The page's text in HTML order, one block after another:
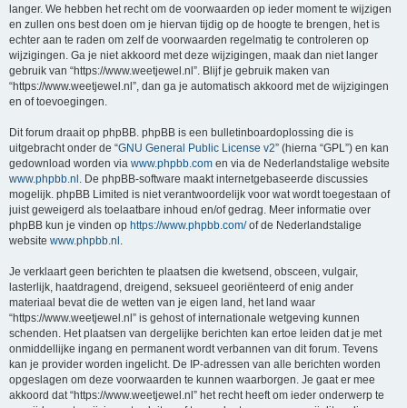
langer. We hebben het recht om de voorwaarden op ieder moment te wijzigen
en zullen ons best doen om je hiervan tijdig op de hoogte te brengen, het is
echter aan te raden om zelf de voorwaarden regelmatig te controleren op
wijzigingen. Ga je niet akkoord met deze wijzigingen, maak dan niet langer
gebruik van “https://www.weetjewel.nl”. Blijf je gebruik maken van
“https://www.weetjewel.nl”, dan ga je automatisch akkoord met de wijzigingen
en of toevoegingen.
Dit forum draait op phpBB. phpBB is een bulletinboardoplossing die is
uitgebracht onder de “GNU General Public License v2” (hierna “GPL”) en kan
gedownload worden via www.phpbb.com en via de Nederlandstalige website
www.phpbb.nl . De phpBB-software maakt internetgebaseerde discussies
mogelijk. phpBB Limited is niet verantwoordelijk voor wat wordt toegestaan of
juist geweigerd als toelaatbare inhoud en/of gedrag. Meer informatie over
phpBB kun je vinden op https://www.phpbb.com/of de Nederlandstalige
website www.phpbb.nl .
Je verklaart geen berichten te plaatsen die kwetsend, obsceen, vulgair,
lasterlijk, haatdragend, dreigend, seksueel georiënteerd of enig ander
materiaal bevat die de wetten van je eigen land, het land waar
“https://www.weetjewel.nl” is gehost of internationale wetgeving kunnen
schenden. Het plaatsen van dergelijke berichten kan ertoe leiden dat je met
onmiddellijke ingang en permanent wordt verbannen van dit forum. Tevens
kan je provider worden ingelicht. De IP-adressen van alle berichten worden
opgeslagen om deze voorwaarden te kunnen waarborgen. Je gaat er mee
akkoord dat “https://www.weetjewel.nl” het recht heeft om ieder onderwerp te